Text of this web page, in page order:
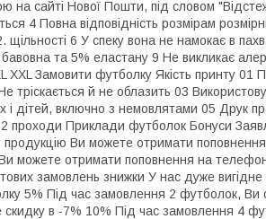
на сайті Нової Пошти, під словом
4 Повна відповідність розмірам
6 У спеку вона не намокає в
та 5% еластану 9 Не викликає
XXL Замовити футболку Якість принту
тріскається й не облазить 03
дітей, включно з немовлятами 05 Друк
2 проходи Приклади футболок Бонуси
продукцію Ви можете отримати
можете отримати поповнення на
замовлень знижки У нас дуже
5% Під час замовлення 2 футболок,
в -7% 10% Під час замовлення 4